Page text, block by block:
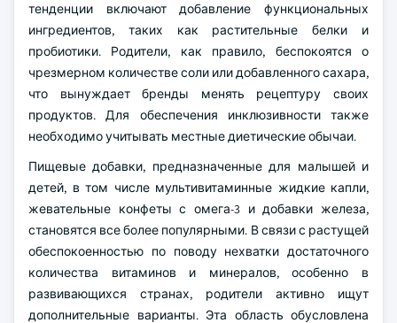
тенденции включают добавление функциональных
ингредиентов, таких как растительные белки и
пробиотики. Родители, как правило, беспокоятся о
чрезмерном количестве соли или добавленного сахара,
что вынуждает бренды менять рецептуру своих
продуктов. Для обеспечения инклюзивности также
необходимо учитывать местные диетические обычаи.
Пищевые добавки, предназначенные для малышей и
детей, в том числе мультивитаминные жидкие капли,
жевательные конфеты с омега-3 и добавки железа,
становятся все более популярными. В связи с растущей
обеспокоенностью по поводу нехватки достаточного
количества витаминов и минералов, особенно в
развивающихся странах, родители активно ищут
дополнительные варианты. Эта область обусловлена